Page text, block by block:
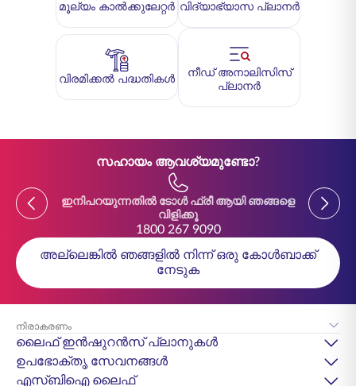
മൂല്യം കാൽക്കുലേറ്റർ വിദ്യാഭ്യാസ പ്ലാനർ
വിരമിക്കൽ പദ്ധതികൾ
നീഡ് അനാലിസിസ്
പ്ലാനർ
സഹായം ആവശ്യമുണ്ടോ?
Previousഇനിപറയുന്നതിൽ ടോൾ ഫ്രീ ആയി ഞങ്ങളെ
വിളിക്കൂ
1800 267 9090
Previous
അല്ലെങ്കിൽ ഞങ്ങളിൽ നിന്ന് ഒരു കോൾബാക്ക്
നേടുക
നിരാകരണം
ലൈഫ് ഇൻഷുറൻസ് പ്ലാനുകൾ
ഉപഭോക്തൃ സേവനങ്ങൾ
എസ്‌ബിഐ ലൈഫ്